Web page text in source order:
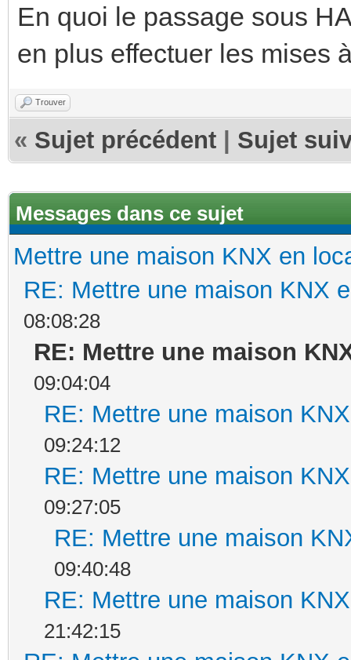
En quoi le passage sous
en plus effectuer les mises
Trouver
« Sujet précédent Sujet
Messages dans ce sujet
Mettre une maison KNX en
RE: Mettre une maison KNX
08:08:28
RE: Mettre une maison
09:04:04
RE: Mettre une maison
09:24:12
RE: Mettre une maison
09:27:05
RE: Mettre une maison
09:40:48
RE: Mettre une maison
21:42:15